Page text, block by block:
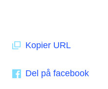
Kopier URL
Del på facebook